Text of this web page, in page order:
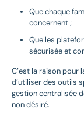
Que chaque
concernent ;
Que les
sécurisée et
C’est la raison pour
d’utiliser des outils
gestion centralisée
non désiré.